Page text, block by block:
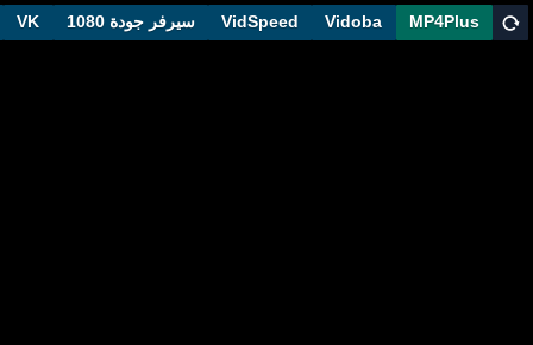
MP4Plus
Vidoba
VidSpeed سيرفر جودة 1080 VK